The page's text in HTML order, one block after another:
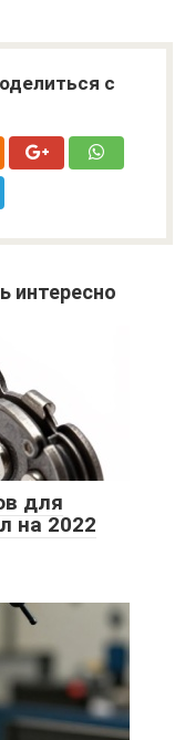
с
интересно
для
на 2022